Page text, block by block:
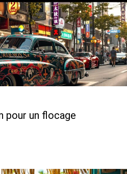
pour un flocage